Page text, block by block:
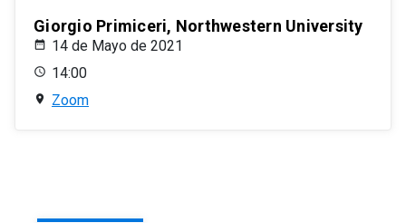
Giorgio Primiceri, Northwestern University
14 de Mayo de 2021
14:00
Zoom